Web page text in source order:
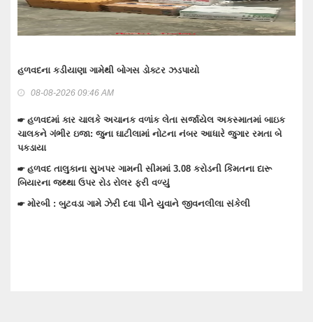
બાઇક
જુગાર રમતા બે
દારૂ
સંકેલી
વાંકાનેર બાઉન્ડ્રી નજીકથી 1.93 કરોડનો દારૂ-બિયર ભરેલ
☛ તેરા તુજકો અર્પણ: વાંકાનેર સિટી પોલીસે રોકડ, મોબાઈલ
☛ વાંકાનેરના ગુંદાખડા ગામે રેતી ભરેલા ટ્રક ઉપર ચડીને કામ
ઇલેક્ટ્રીક શોટ લાગતા મોત
☛ વાંકાનેરમાં પેટમાં દુખાવો ઉપડતા સારવારમાં ખસેડાયેલ